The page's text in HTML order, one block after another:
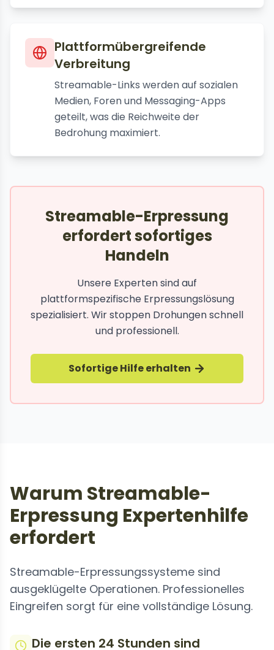
Plattformübergreifende
Verbreitung
Streamable-Links werden auf sozialen
Medien, Foren und Messaging-Apps
geteilt, was die Reichweite der
Bedrohung maximiert.
Streamable-Erpressung
erfordert sofortiges
Handeln
Unsere Experten sind auf
plattformspezifische Erpressungslösung
spezialisiert. Wir stoppen Drohungen schnell
und professionell.
Sofortige Hilfe erhalten
Warum Streamable-
Erpressung Expertenhilfe
erfordert
Streamable-Erpressungssysteme sind
ausgeklügelte Operationen. Professionelles
Eingreifen sorgt für eine vollständige Lösung.
Die ersten 24 Stunden sind